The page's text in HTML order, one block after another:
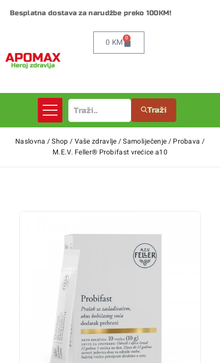
Besplatna dostava za narudžbe preko 100KM!
0 KM 0
Traži
Naslovna /Shop/Vaše zdravlje/Samoliječenje/Probava /
M.E.V. Feller® Probifast vrećice a10